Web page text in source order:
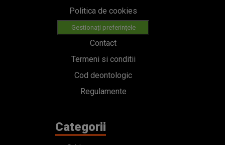
Politica de cookies
Gestionați preferințele
Contact
Termeni si conditii
Cod deontologic
Regulamente
Categorii